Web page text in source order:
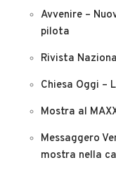
Avvenire –
pilota
Rivista
Chiesa Oggi –
Mostra al
Messaggero
mostra nella